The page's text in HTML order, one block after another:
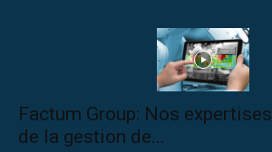
Factum Group: Nos
de la gestion de...